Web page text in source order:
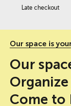
Late checkout
Our space is
Our
Come to